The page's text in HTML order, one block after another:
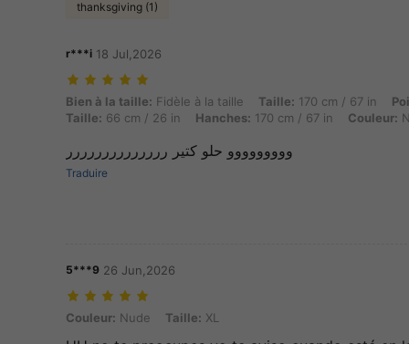
thanksgiving (1)
r***i 18 Jul,2026
Bien à la taille: Fidèle à la taille, Taille: 170 cm / 67 in, Poids: 66 kg
Bien à la taille: Fidèle à la taille Taille: 170 cm / 67 in
Taille: 66 cm / 26 in Hanches: 170 cm / 67 in Couleur:
ووووووووو حلو كتير رررررررررررررر
Traduire
5***9 26 Jun,2026
Couleur: Nude, Taille: XL
Couleur: Nude Taille: XL